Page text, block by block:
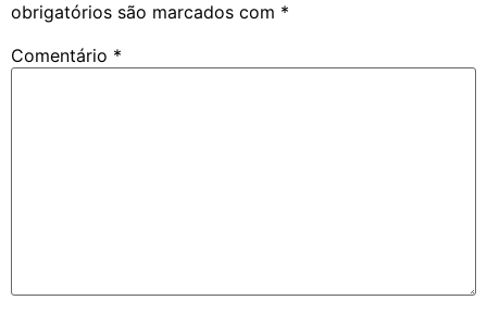
obrigatórios são marcados com *
Comentário *